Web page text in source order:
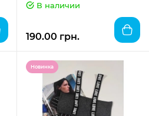
В наличии
190.00 грн.
Новинка